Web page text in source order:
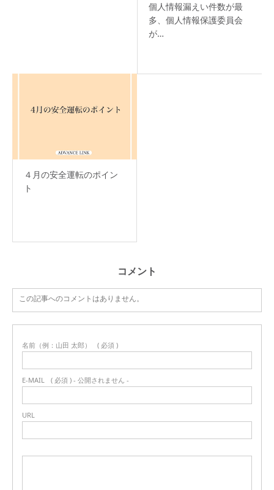
個人情報漏えい件数が最
多、個人情報保護委員会
が…
４月の安全運転のポイン
ト
コメント
この記事へのコメントはありません。
名前（例：山田 太郎） ( 必須 )
E-MAIL ( 必須 ) - 公開されません -
URL